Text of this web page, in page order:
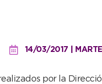
14/03/2017 |
por la